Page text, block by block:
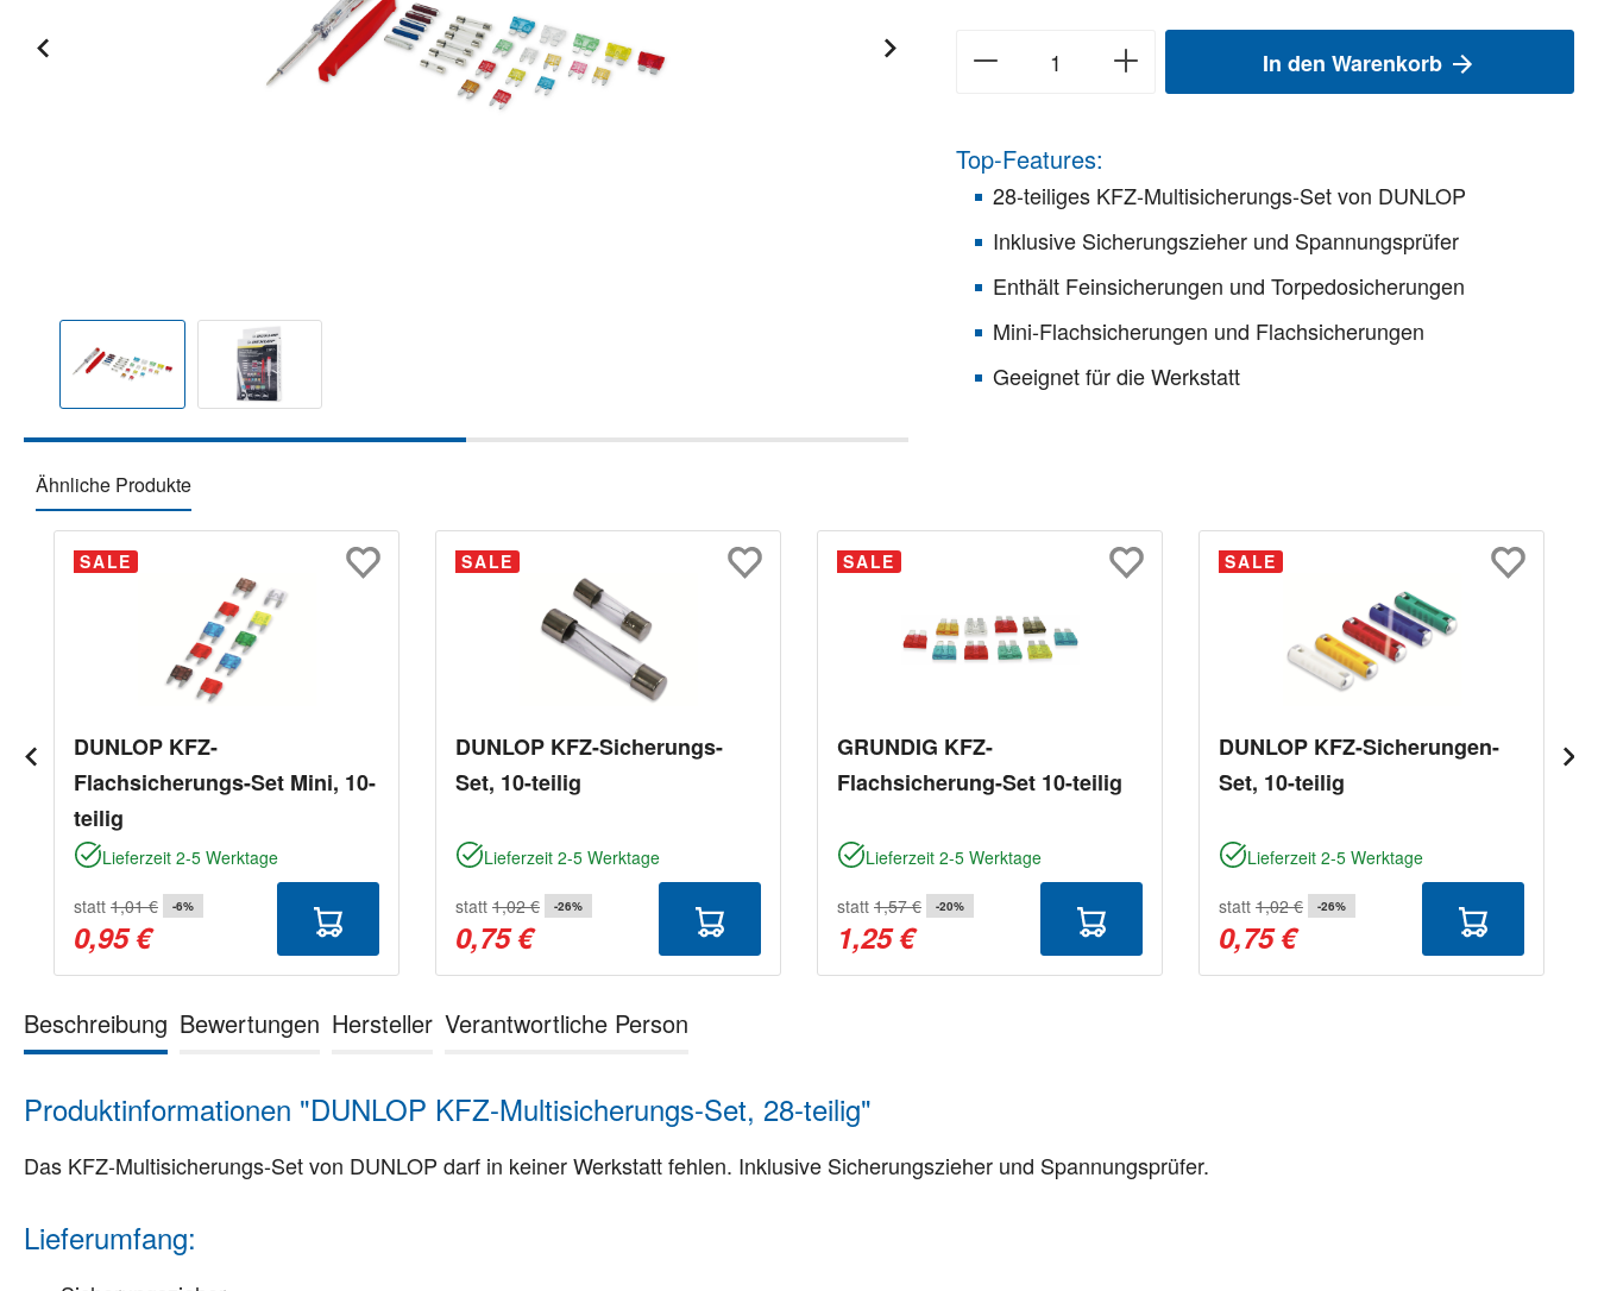
In den Warenkorb
Top-Features:
28-teiliges KFZ-Multisicherungs-Set von DUNLOP
Inklusive Sicherungszieher und Spannungsprüfer
Enthält Feinsicherungen und Torpedosicherungen
Mini-Flachsicherungen und Flachsicherungen
Geeignet für die Werkstatt
Ähnliche Produkte
Produktgalerie überspringen
SALE
DUNLOP KFZ-
Flachsicherungs-Set Mini, 10-
teilig
Lieferzeit 2-5 Werktage
statt 1,01 € -6%
0,95 €
SALE
DUNLOP KFZ-Sicherungs-
Set, 10-teilig
Lieferzeit 2-5 Werktage
statt 1,02 € -26%
0,75 €
SALE
GRUNDIG KFZ-
Flachsicherung-Set 10-teilig
Lieferzeit 2-5 Werktage
statt 1,57 € -20%
1,25 €
SALE
DUNLOP KFZ-Sicherungen-
Set, 10-teilig
Lieferzeit 2-5 Werktage
statt 1,02 € -26%
0,75 €
Beschreibung Bewertungen Hersteller Verantwortliche Person
Produktinformationen "DUNLOP KFZ-Multisicherungs-Set, 28-teilig"
Das KFZ-Multisicherungs-Set von DUNLOP darf in keiner Werkstatt fehlen. Inklusive Sicherungszieher und Spannungsprüfer.
Lieferumfang: